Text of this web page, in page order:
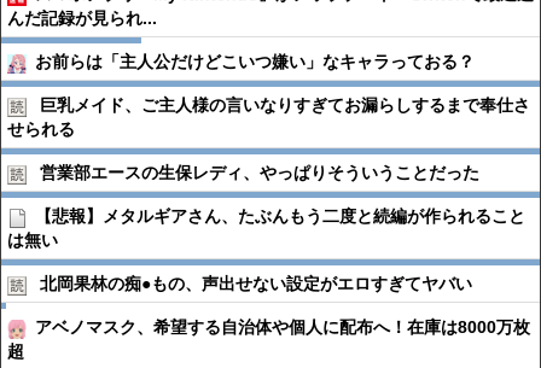
んだ記録が見られ...
お前らは「主人公だけどこいつ嫌い」なキャラっておる？
巨乳メイド、ご主人様の言いなりすぎてお漏らしするまで奉仕さ
せられる
営業部エースの生保レディ、やっぱりそういうことだった
【悲報】メタルギアさん、たぶんもう二度と続編が作られること
は無い
北岡果林の痴●︎もの、声出せない設定がエロすぎてヤバい
アベノマスク、希望する自治体や個人に配布へ！在庫は8000万枚
超